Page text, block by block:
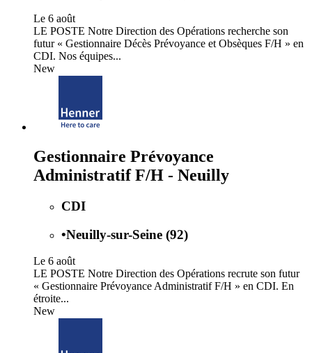
Le 6 août
LE POSTE Notre Direction des Opérations recherche son
futur « Gestionnaire Décès Prévoyance et Obsèques F/H » en
CDI. Nos équipes...
New
Gestionnaire Prévoyance
Administratif F/H - Neuilly
CDI
•Neuilly-sur-Seine (92)
Le 6 août
LE POSTE Notre Direction des Opérations recrute son futur
« Gestionnaire Prévoyance Administratif F/H » en CDI. En
étroite...
New